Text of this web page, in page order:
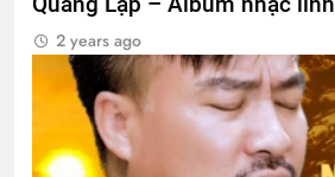
2 years ago